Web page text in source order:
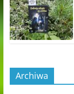
Archiwa